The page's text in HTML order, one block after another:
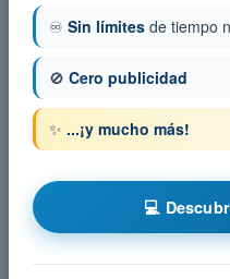
♾️ Sin límites de tiempo
🚫 Cero publicidad
✨ ...¡y mucho más!
💻